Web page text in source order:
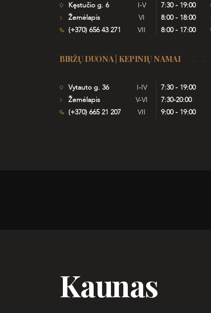
Kęstučio g. 6
Žemėlapis
(+370) 656 43 271
I-V
7:30 - 19:00
VI
8:00 - 18:00
VII
8:00 - 17:00
BIRŽŲ DUONA | KEPINIŲ NAMAI
Vytauto g. 36
Žemėlapis
(+370) 665 21 207
I-IV
7:30 - 19:00
V-VI
7:30-20:00
VII
9:00 - 19:00
Kaunas